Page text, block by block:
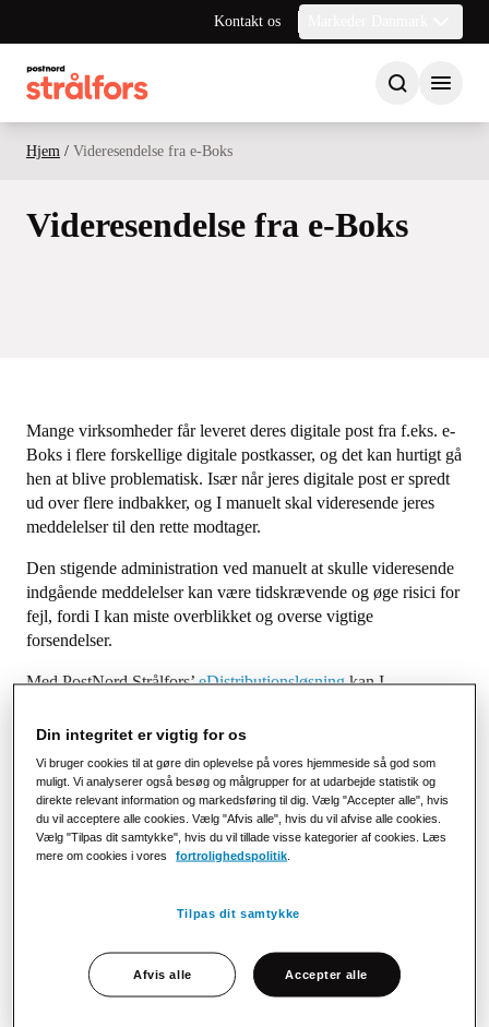
Kontakt os
Hjem / Videresendelse fra e-Boks
Videresendelse fra e-Boks
Mange virksomheder får leveret deres digitale post fra f.eks. e-
Boks i flere forskellige digitale postkasser, og det kan hurtigt gå
hen at blive problematisk. Især når jeres digitale post er spredt
ud over flere indbakker, og I manuelt skal videresende jeres
meddelelser til den rette modtager.
Den stigende administration ved manuelt at skulle videresende
indgående meddelelser kan være tidskrævende og øge risici for
fejl, fordi I kan miste overblikket og overse vigtige
forsendelser.
Med PostNord Strålfors’eDistributionsløsningkan I
rette modtager internt i organisationen i realtid.
Spar tid og undgå besværet ved manuel
videresendelse
Ved at automatisere jeresdistribution af e-Boks beskeder,
slipper I for besværet ved manuel videresendelse. Det kan gøre
betyder at I kan fokusere på vigtigere opgaver, mens PostNord
Videresend jeres e-boks sikkert
Din integritet er vigtig for os
Vi bruger cookies til at gøre din oplevelse på vores hjemmeside så god som
muligt. Vi analyserer også besøg og målgrupper for at udarbejde statistik og
direkte relevant information og markedsføring til dig. Vælg "Accepter alle", hvis
du vil acceptere alle cookies. Vælg "Afvis alle", hvis du vil afvise alle cookies.
Vælg "Tilpas dit samtykke", hvis du vil tillade visse kategorier af cookies. Læs
mere om cookies i vores
fortrolighedspolitik
Tilpas dit samtykke
Afvis alle Accepter alle